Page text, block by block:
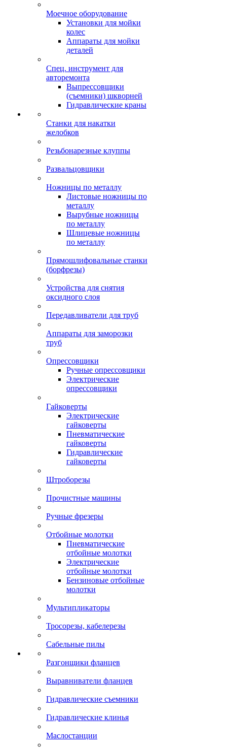
Моечное оборудование
Установки для мойки
колес
Аппараты для мойки
деталей
Спец. инструмент для
авторемонта
Выпрессовщики
(съемники) шкворней
Гидравлические краны
Станки для накатки
желобков
Резьбонарезные клуппы
Развальцовщики
Ножницы по металлу
Листовые ножницы по
металлу
Вырубные ножницы
по металлу
Шлицевые ножницы
по металлу
Прямошлифовальные станки
(борфрезы)
Устройства для снятия
оксидного слоя
Передавливатели для труб
Аппараты для заморозки
труб
Опрессовщики
Ручные опрессовщики
Электрические
опрессовщики
Гайковерты
Электрические
гайковерты
Пневматические
гайковерты
Гидравлические
гайковерты
Штроборезы
Прочистные машины
Ручные фрезеры
Отбойные молотки
Пневматические
отбойные молотки
Электрические
отбойные молотки
Бензиновые отбойные
молотки
Мультипликаторы
Тросорезы, кабелерезы
Сабельные пилы
Разгонщики фланцев
Выравниватели фланцев
Гидравлические съемники
Гидравлические клинья
Маслостанции